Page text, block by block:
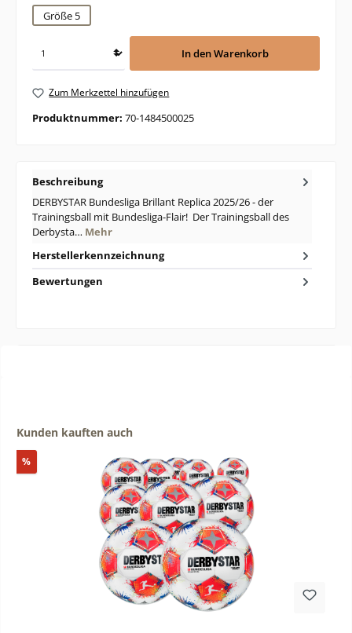
Größe 5
In den Warenkorb
Zum Merkzettel hinzufügen
Produktnummer: 70-1484500025
Beschreibung
DERBYSTAR Bundesliga Brillant Replica 2025/26 - der
Trainingsball mit Bundesliga-Flair! Der Trainingsball des
Derbysta… Mehr
Herstellerkennzeichnung
Bewertungen
Produktgalerie überspringen
Kunden kauften auch
%Rabatt